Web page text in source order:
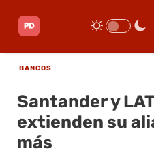
BANCOS
Santander y
extienden su
más